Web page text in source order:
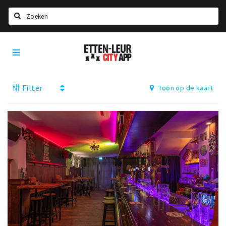
Home
Deals
Nieuws, interviews & blogs
Eten
Drinken
Slapen
Recreatief
Winkels
Etten-
Leur
Filter
Toon op de kaart